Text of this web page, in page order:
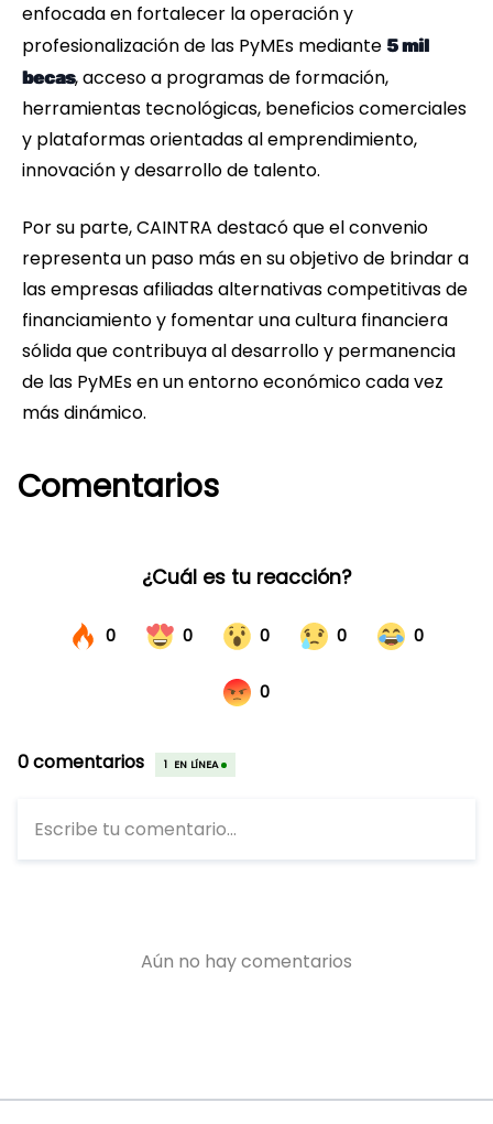
enfocada en fortalecer la operación y
profesionalización de las PyMEs mediante 5 mil
becas, acceso a programas de formación,
herramientas tecnológicas, beneficios comerciales
y plataformas orientadas al emprendimiento,
innovación y desarrollo de talento.
Por su parte, CAINTRA destacó que el convenio
representa un paso más en su objetivo de brindar a
las empresas afiliadas alternativas competitivas de
financiamiento y fomentar una cultura financiera
sólida que contribuya al desarrollo y permanencia
de las PyMEs en un entorno económico cada vez
más dinámico.
Comentarios